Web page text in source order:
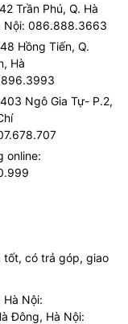
Trần Phú, Q. Hà
Nội: 086.888.3663
Hồng Tiến, Q.
Hà
Ngô Gia Tự- P.2,
online:
tốt, có trả góp, giao
Nội:
Đông, Hà Nội: